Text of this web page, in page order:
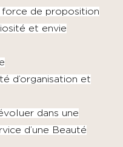
de proposition
et envie
d’organisation et
dans une
d’une Beauté